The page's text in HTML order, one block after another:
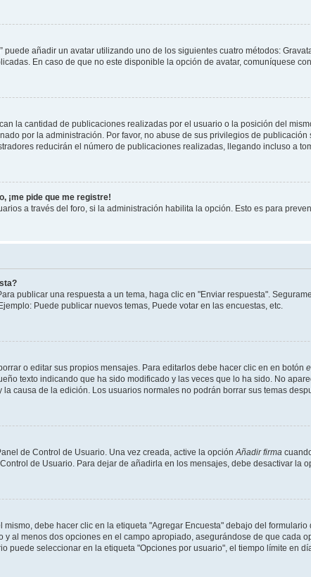
puede añadir un avatar utilizando uno de los siguientes cuatro métodos:
En caso de que no este disponible la opción de avatar, comuníquese
la cantidad de publicaciones realizadas por el usuario o la posición del
por la administración. Por favor, no abuse de sus privilegios de
reducirán el número de publicaciones realizadas, llegando incluso a
¡me pide que me registre!
a través del foro, si la administración habilita la opción. Esto es para
publicar una respuesta a un tema, haga clic en "Enviar respuesta".
Puede publicar nuevos temas, Puede votar en las encuestas, etc.
o editar sus propios mensajes. Para editarlos debe hacer clic en en botón
texto indicando que ha sido modificado y las veces que lo ha sido. No
causa de la edición. Los usuarios normales no podrán borrar sus temas
de Control de Usuario. Una vez creada, active la opciónAñadir firma
de Usuario. Para dejar de añadirla en los mensajes, debe desactivar la
debe hacer clic en la etiqueta "Agregar Encuesta" debajo del
al menos dos opciones en el campo apropiado, asegurándose de que cada
puede seleccionar en la etiqueta "Opciones por usuario", el tiempo límite en